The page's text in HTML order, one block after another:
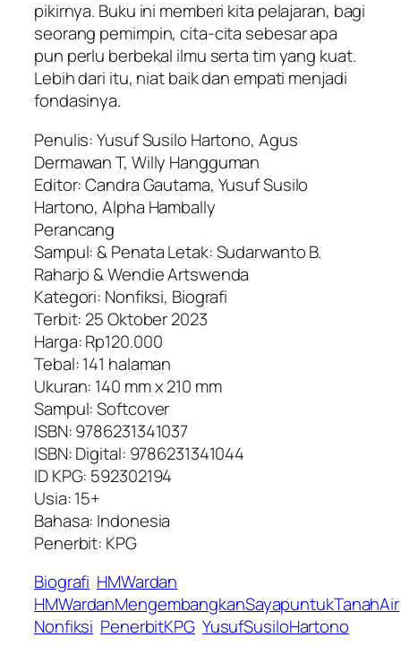
pikirnya. Buku ini memberi kita pelajaran, bagi
seorang pemimpin, cita-cita sebesar apa
pun perlu berbekal ilmu serta tim yang kuat.
Lebih dari itu, niat baik dan empati menjadi
fondasinya.
Penulis: Yusuf Susilo Hartono, Agus
Dermawan T, Willy Hangguman
Editor: Candra Gautama, Yusuf Susilo
Hartono, Alpha Hambally
Perancang
Sampul: & Penata Letak: Sudarwanto B.
Raharjo & Wendie Artswenda
Kategori: Nonfiksi, Biografi
Terbit: 25 Oktober 2023
Harga: Rp120.000
Tebal: 141 halaman
Ukuran: 140 mm x 210 mm
Sampul: Softcover
ISBN: 9786231341037
ISBN: Digital: 9786231341044
ID KPG: 592302194
Usia: 15+
Bahasa: Indonesia
Penerbit: KPG
Biografi HMWardan
HMWardanMengembangkanSayapuntukTanahAir
Nonfiksi PenerbitKPG YusufSusiloHartono